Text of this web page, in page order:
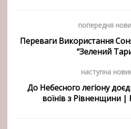
попередня
Переваги Використання
“Зелений
наступна
До Небесного легіону
воїнів з Рівненщини |